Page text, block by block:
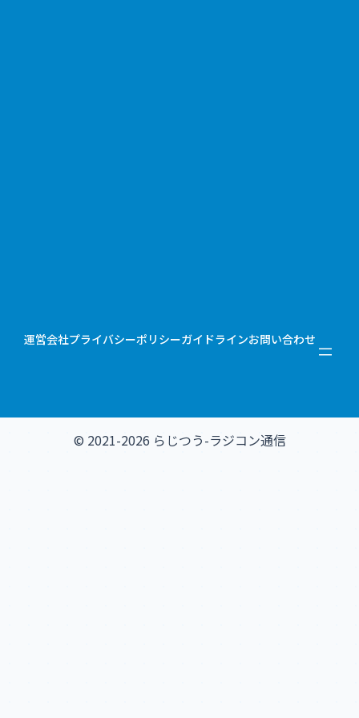
運営会社プライバシーポリシーガイドラインお問い合わせ
© 2021-2026 らじつう-ラジコン通信